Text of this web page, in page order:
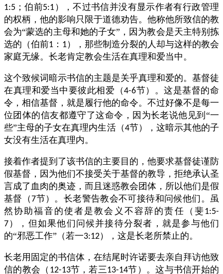
1:5 ；伯前5:1 ），不过书信并没有显示作者有行政管理
的权柄，他的影响只限于道德劝告。他称他所致信的教
会为“蒙选的主母和她的子女”，因为教会是天主特别拣
选的（伯前1 ： 1），那些制造分裂的人却与这样的教会
家庭无缘。长老肯定教会生活在真理和爱当中。
这个致候词暗示书信的主题是关乎真理和爱的。基督徒
在真理和爱当中要彼此相爱（4-6节）。这是基督的命
令，相信基督，就是履行他的命令。不过好像不是每一
位团体的信友都遵守了这命令，因为长老说他见到“一
些”主母的子女在真理内生活（4节），这暗示其他的子
女没有生活在真理内。
接着作者提到了该书信的主要目的，他要求基督徒谨防
假基督，因为他们不接受关于基督的教导，拒绝承认圣
言成了血肉的奥迹，而且迷惑教会团体，所以他们是假
基督（7节）。长老警告教会不可接待和问候他们。虽
然协助福音的使者是教会义不容辞的责任（斐1:5-
7 ），但如果他们问候并接待分裂者，就是参与他们
的“邪恶工作”（若一3:12），这是长老所禁止的。
长老用固定的书信体，在结尾时许诺要去亲自拜访他致
信的教会（ 12-13节，若三13-14节）。这与书信开始的